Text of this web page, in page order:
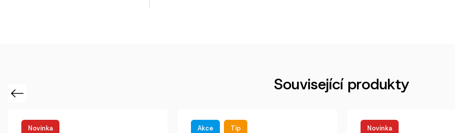
Související produkty
Previous
Novinka Akce Tip Novinka